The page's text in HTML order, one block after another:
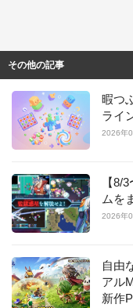
その他の記事
暇つ
ライ
2026年
【8/
ムを
2026年
自由
アル
新作